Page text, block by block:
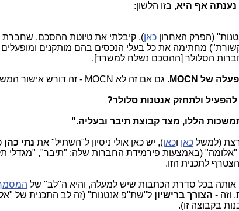
אף היא, בזו הלשון:
(הפרק האחרוןכאן), קיבלתי את טיוטת ההסכם, שחברת
מחתימה את כל בעלי הנכסים בהם מותקנים
הסלולר [ההסכם נשלח למשרד].
של MOCN . גם אם זה לא MOCN - זה דורש אישור
להפעיל ולתחזק אנטנות סלולר?
הללו, מצד קבוצת תיבר ובעליה.
"
(למשלכאן וכאן), יש כאן אולי ניסיון ל"השתיל" את נתי כהן
(באמצעות פירמידת החברות שלה: "תיבר", "מגדלי
לתכנית הזו.
אותה בכל סדרת הכתבות שיש למעלה, והיא ה"לב" של
וזה - הצורך ברישיון ל"שת"פ אנטנות" (זה לב התכנית של
בקבוצה זו).